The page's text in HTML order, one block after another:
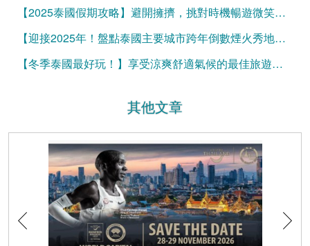
【2025泰國假期攻略】避開擁擠，挑對時機暢遊微笑國度！
【迎接2025年！盤點泰國主要城市跨年倒數煙火秀地點】
【冬季泰國最好玩！】享受涼爽舒適氣候的最佳旅遊秘訣
其他文章